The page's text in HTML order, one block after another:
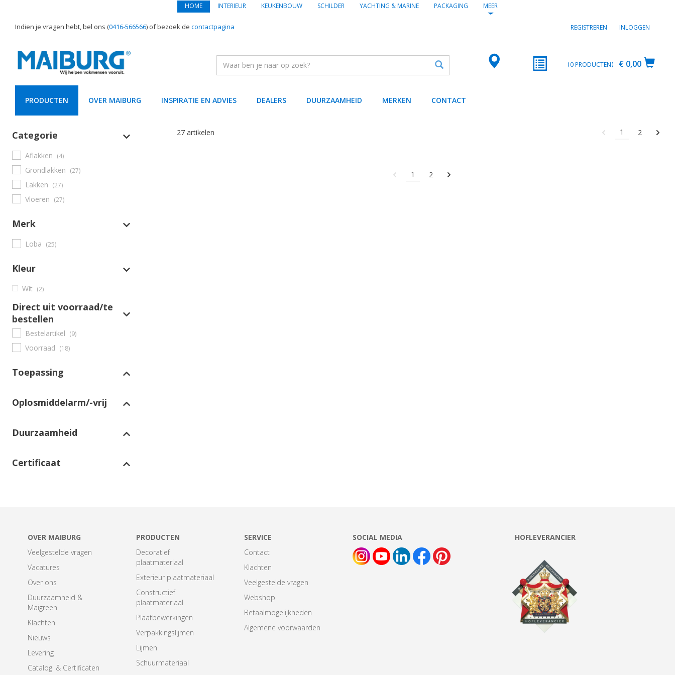
HOME INTERIEUR KEUKENBOUW SCHILDER YACHTING & MARINE PACKAGING MEER
Indien je vragen hebt, bel ons (0416-566566) of bezoek de contactpagina REGISTREREN INLOGGEN
€ 0,00
0PRODUCTEN
PRODUCTEN OVER MAIBURG INSPIRATIE EN ADVIES DEALERS DUURZAAMHEID MERKEN CONTACT
Categorie
Aflakken (4)
Grondlakken (27)
Lakken (27)
Vloeren (27)
Merk
Loba (25)
Kleur
Wit (2)
Direct uit voorraad/te
bestellen
Bestelartikel (9)
Voorraad (18)
Toepassing
Oplosmiddelarm/-vrij
Duurzaamheid
Certificaat
27 artikelen 1 2
1 2
OVER MAIBURG
Veelgestelde vragen
Vacatures
Over ons
Duurzaamheid &
Maigreen
Klachten
Nieuws
Levering
Catalogi & Certificaten
PRODUCTEN
Decoratief
plaatmateriaal
Exterieur plaatmateriaal
Constructief
plaatmateriaal
Plaatbewerkingen
Verpakkingslijmen
Lijmen
Schuurmateriaal
SERVICE
Contact
Klachten
Veelgestelde vragen
Webshop
Betaalmogelijkheden
Algemene voorwaarden
SOCIAL MEDIA HOFLEVERANCIER